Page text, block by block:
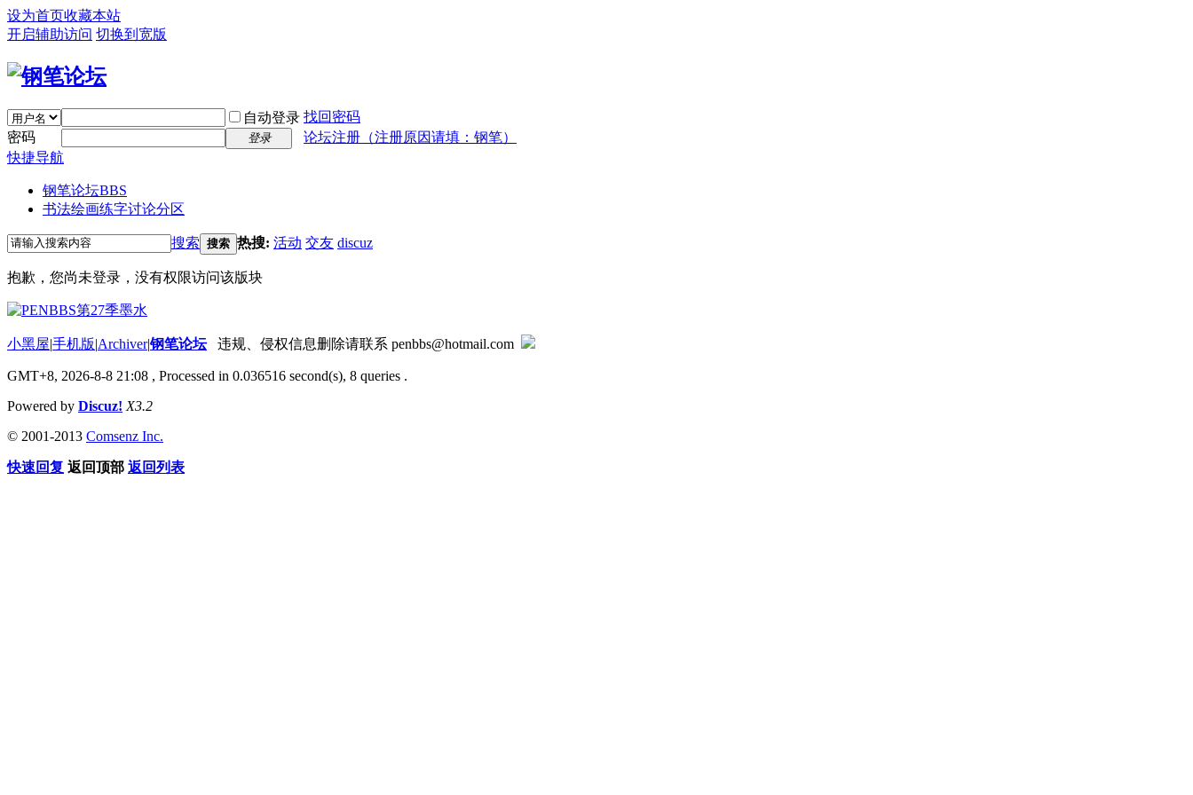
设为首页收藏本站
开启辅助访问 切换到宽版
自动登录 找回密码
密码
登录
论坛注册（注册原因请填：钢笔）
快捷导航
钢笔论坛BBS
书法绘画练字讨论分区
搜索 搜索 热搜: 活动 交友 discuz
抱歉，您尚未登录，没有权限访问该版块
小黑屋|手机版|Archiver|钢笔论坛 违规、侵权信息删除请联系 penbbs@hotmail.com
GMT+8, 2026-8-8 21:08 , Processed in 0.036516 second(s), 8 queries .
Powered by Discuz! X3.2
© 2001-2013 Comsenz Inc.
快速回复 返回顶部 返回列表